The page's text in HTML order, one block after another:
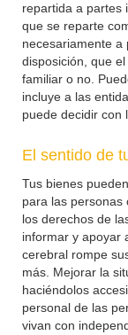
repartida a partes
que se reparte
necesariamente a
disposición, que
familiar o no.
incluye a las
puede decidir con
El sentido de
Tus bienes
para las personas
los derechos de
informar y apoyar
cerebral rompe
más. Mejorar la
haciéndolos
personal de las
vivan con